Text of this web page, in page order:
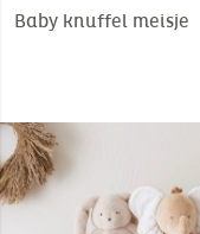
Baby knuffel meisje